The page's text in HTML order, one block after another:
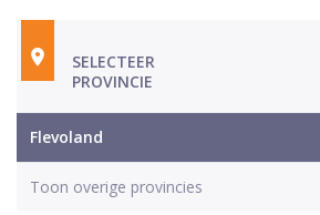
SELECTEER
PROVINCIE
Flevoland
Toon overige provincies